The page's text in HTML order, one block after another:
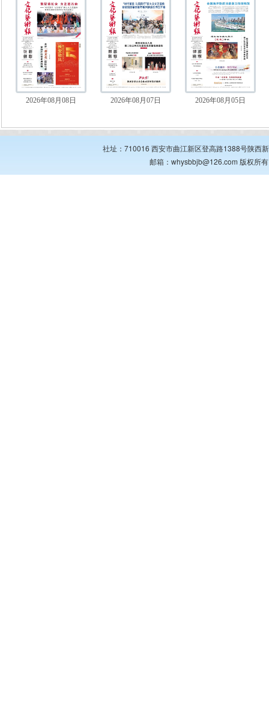
2026年08月08日 2026年08月07日 2026年08月05日
社址：710016 西安市曲江新区登高路1388号陕西
邮箱：whysbbjb@126.com 版权所